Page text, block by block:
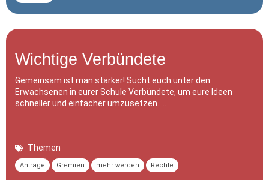
Wichtige Verbündete
Gemeinsam ist man stärker! Sucht euch unter den
Erwachsenen in eurer Schule Verbündete, um eure Ideen
schneller und einfacher umzusetzen. …
Themen
Anträge Gremien mehr werden Rechte